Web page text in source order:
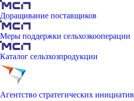
Доращивание поставщиков
Меры поддержки сельхозкооперации
Каталог сельзхозпродукции
Агентство стратегических инициатив